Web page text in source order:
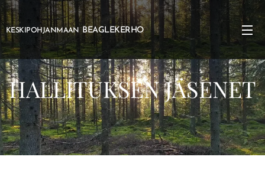
KESKIPOHJANMAAN BEAGLEKERHO
HALLITUKSEN JÄSENET